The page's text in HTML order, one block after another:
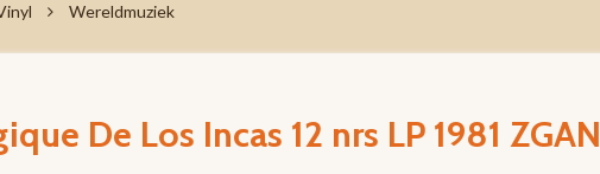
Wereldmuziek
De Los Incas 12 nrs LP 1981 ZGAN